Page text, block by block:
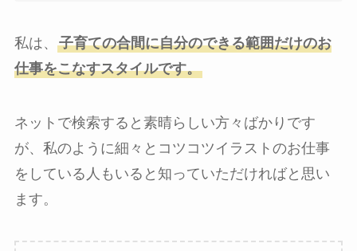
私は、 子育ての合間に自分のできる範囲だけのお
仕事をこなすスタイルです。
ネットで検索すると素晴らしい方々ばかりです
が、私のように細々とコツコツイラストのお仕事
をしている人もいると知っていただければと思い
ます。